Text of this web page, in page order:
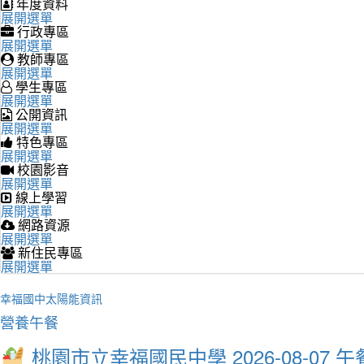
展開選單
行政專區
展開選單
教師專區
展開選單
學生專區
展開選單
公開資訊
展開選單
特色專區
展開選單
校園影音
展開選單
線上學習
展開選單
網路資源
展開選單
新住民專區
展開選單
幸福國中太陽能資訊
營養午餐
桃園市立幸福國民中學 2026-08-07 午